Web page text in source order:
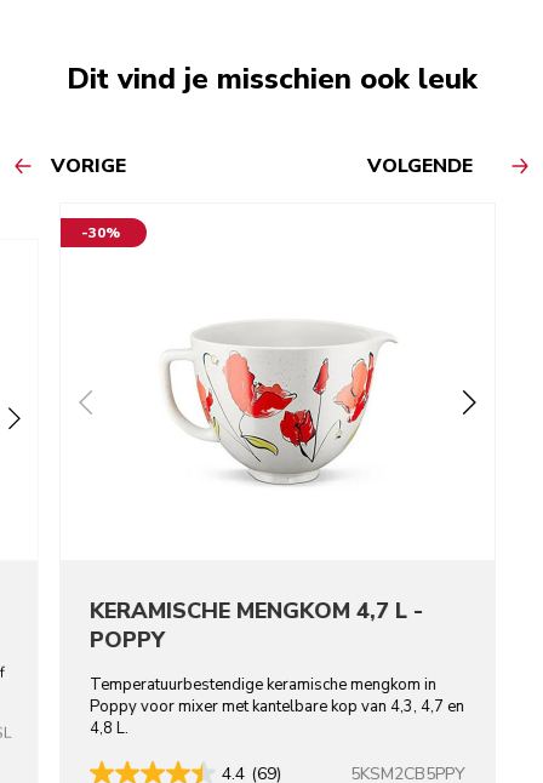
Dit vind je misschien ook leuk
VORIGE VOLGENDE
-30%
KERAMISCHE MENGKOM 4,7 L -
POPPY
Temperatuurbestendige keramische mengkom in
Poppy voor mixer met kantelbare kop van 4,3, 4,7 en
4,8 L.
4.4 (69) 5KSM2CB5PPY